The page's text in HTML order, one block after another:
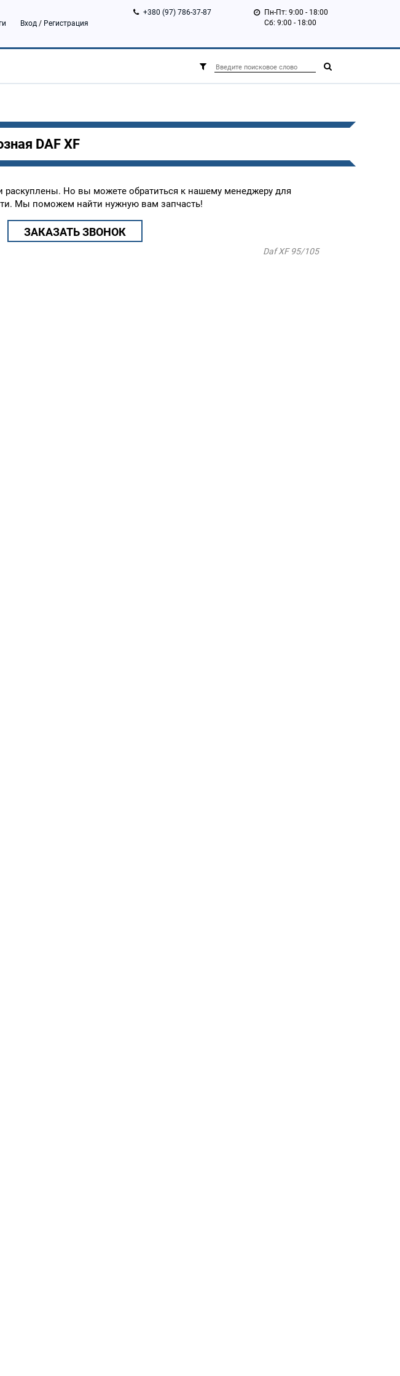
Вход / Регистрация
+380 (97) 786-37-87
Пн-Пт: 9:00 - 18:00
Сб: 9:00 - 18:00
DAF XF
Но вы можете обратиться к нашему менеджеру для
Мы поможем найти нужную вам запчасть!
ЗАКАЗАТЬ ЗВОНОК
Daf XF 95/105